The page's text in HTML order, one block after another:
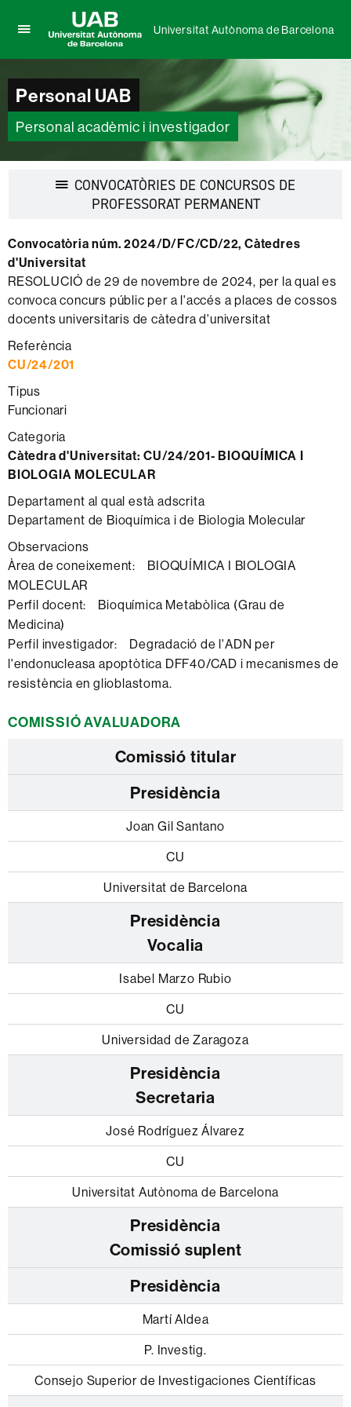
per
desplegar
el
menú
de
Universitat
Barcelona
Autònoma
de
Universitat Autònoma de Barcelona
Personal UAB
Personal acadèmic i investigador
CONVOCATÒRIES DE CONCURSOS DE
PROFESSORAT PERMANENTDesplegar
Convocatòria núm. 2024/D/FC/CD/22, Càtedres
d'Universitat
RESOLUCIÓ de 29 de novembre de 2024, per la qual es
convoca concurs públic per a l'accés a places de cossos
docents universitaris de càtedra d'universitat
Referència
CU/24/201
Tipus
Funcionari
Categoria
Càtedra d'Universitat:CU/24/201- BIOQUÍMICA I
BIOLOGIA MOLECULAR
Departament al qual està adscrita
Departament de Bioquímica i de Biologia Molecular
Observacions
Àrea de coneixement: BIOQUÍMICA I BIOLOGIA
MOLECULAR
Perfil docent: Bioquímica Metabòlica (Grau de
Medicina)
Perfil investigador: Degradació de l'ADN per
l'endonucleasa apoptòtica DFF40/CAD i mecanismes de
resistència en glioblastoma.
COMISSIÓ AVALUADORA
Comissió titular
Presidència
Joan Gil Santano
CU
Universitat de Barcelona
Vocalia
Isabel Marzo Rubio
CU
Universidad de Zaragoza
Secretaria
José Rodríguez Álvarez
CU
Universitat Autònoma de Barcelona
Comissió suplent
Presidència
Martí Aldea
P. Investig.
Consejo Superior de Investigaciones Científicas